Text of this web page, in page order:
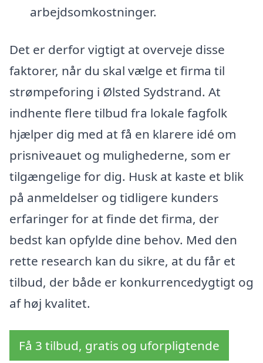
arbejdsomkostninger.
Det er derfor vigtigt at overveje disse
faktorer, når du skal vælge et firma til
strømpeforing i Ølsted Sydstrand. At
indhente flere tilbud fra lokale fagfolk
hjælper dig med at få en klarere idé om
prisniveauet og mulighederne, som er
tilgængelige for dig. Husk at kaste et blik
på anmeldelser og tidligere kunders
erfaringer for at finde det firma, der
bedst kan opfylde dine behov. Med den
rette research kan du sikre, at du får et
tilbud, der både er konkurrencedygtigt og
af høj kvalitet.
Få 3 tilbud, gratis og uforpligtende